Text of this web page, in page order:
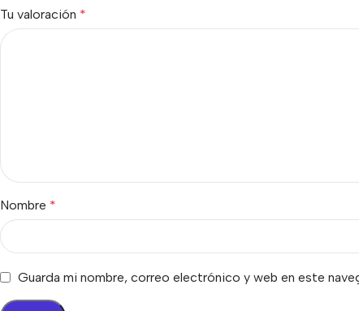
Tu valoración *
Nombre *
Guarda mi nombre, correo electrónico y web en este